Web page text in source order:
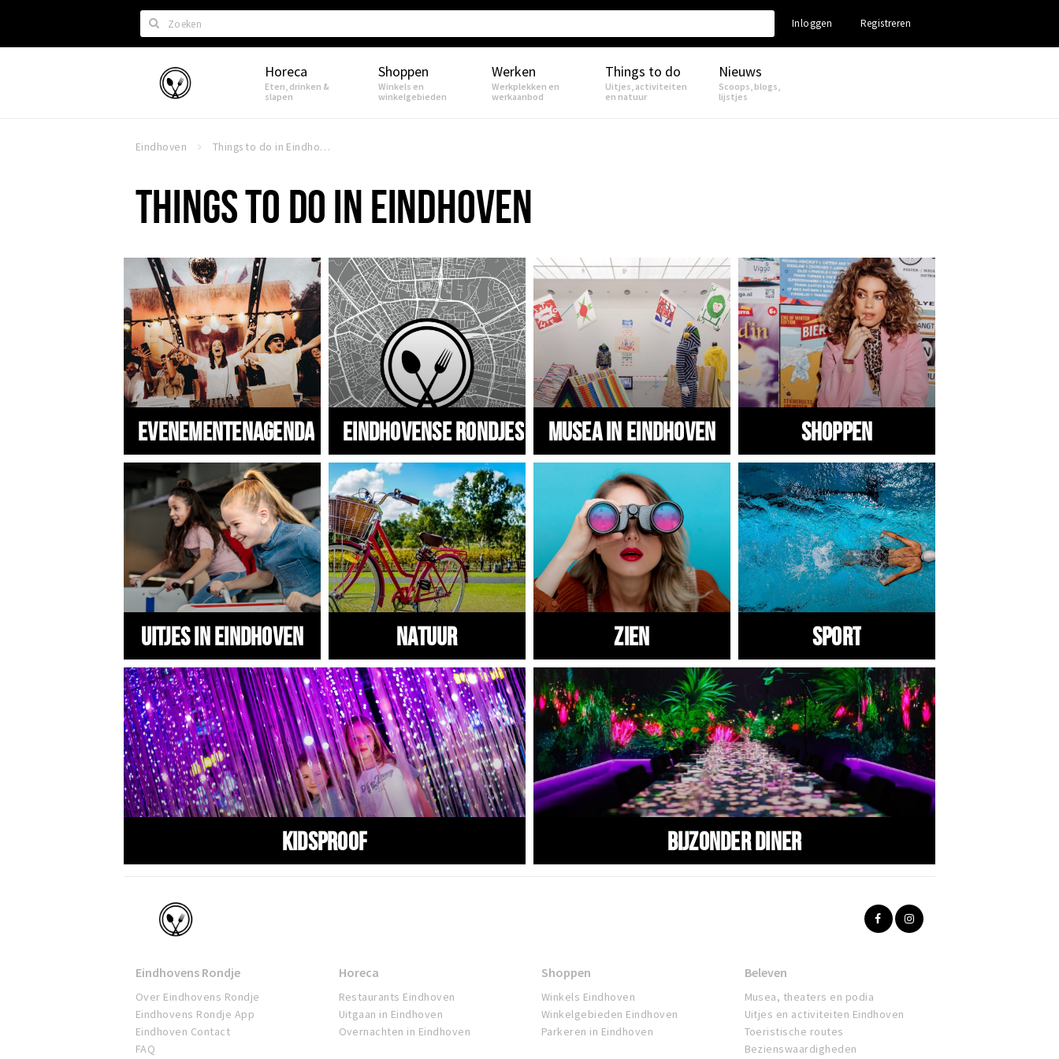
Zoeken
Inloggen Registreren
Eindhoven Horeca
Eten, drinken &
slapen
Shoppen
Winkels en
winkelgebieden
Werken
Werkplekken en
werkaanbod
Things to do
Uitjes, activiteiten
en natuur
Nieuws
Scoops, blogs,
lijstjes
Eindhoven Things to do in Eindhoven
THINGS TO DO IN EINDHOVEN
Evenementenagenda Eindhovense Rondjes Musea in Eindhoven Shoppen
Uitjes in Eindhoven Natuur Zien Sport
Kidsproof Bijzonder diner
Eindhoven
Eindhovens Rondje
Over Eindhovens Rondje
Eindhovens Rondje App
Eindhoven Contact
FAQ
Horeca
Restaurants Eindhoven
Uitgaan in Eindhoven
Overnachten in Eindhoven
Shoppen
Winkels Eindhoven
Winkelgebieden Eindhoven
Parkeren in Eindhoven
Beleven
Musea, theaters en podia
Uitjes en activiteiten Eindhoven
Toeristische routes
Bezienswaardigheden